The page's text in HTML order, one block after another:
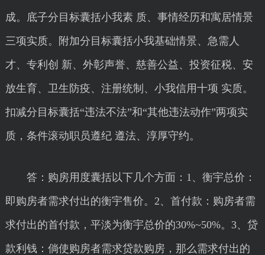
成。底子分目标囊括小我素 质、事情经历和寓居情景
三项实质。附加分目标囊括小我基础情景、急需人
才、专利创 新、外彰声誉、慈善公益、投资征税、安
放生育、卫生防疫、注册统制、小我信用十项 实质。
扣减分目标囊括“违法不法”和“其他违法动作”两项实
质，条件滚动职员遵纪 遵法、淳厚守约。
答：购房用度囊括以下几个方面：1、衡宇总价：
即购房者需求付出的衡宇售价。2、首付款：购房者需
求付出的首付款，平淡为衡宇总价的30%~50%。3、贷
款利钱：倘使购房者需求贷款购房，那么需求付出的